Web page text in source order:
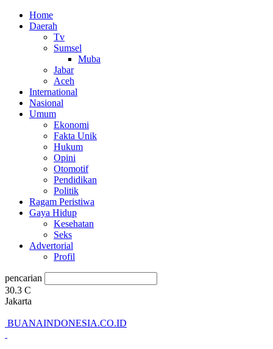
Home
Daerah
Tv
Sumsel
Muba
Jabar
Aceh
International
Nasional
Umum
Ekonomi
Fakta Unik
Hukum
Opini
Otomotif
Pendidikan
Politik
Ragam Peristiwa
Gaya Hidup
Kesehatan
Seks
Advertorial
Profil
pencarian
30.3 C
Jakarta
BUANAINDONESIA.CO.ID